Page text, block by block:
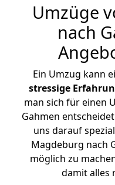
Umzüge
nach
Ein Umzug kann
stressige
man sich für einen
Gahmen
uns darauf
Magdeburg nach
möglich zu
damit alles